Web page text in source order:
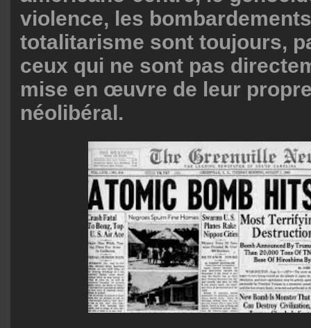
violence, les
totalitarisme sont toujours,
ceux qui ne sont pas
mise en œuvre de leur
néolibéral.